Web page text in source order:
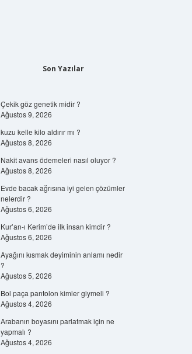
Son Yazılar
Çekik göz genetik midir ?
Ağustos 9, 2026
kuzu kelle kilo aldırır mı ?
Ağustos 8, 2026
Nakit avans ödemeleri nasıl oluyor ?
Ağustos 8, 2026
Evde bacak ağrısına iyi gelen çözümler
nelerdir ?
Ağustos 6, 2026
Kur’an-ı Kerim’de ilk insan kimdir ?
Ağustos 6, 2026
Ayağını kısmak deyiminin anlamı nedir
?
Ağustos 5, 2026
Bol paça pantolon kimler giymeli ?
Ağustos 4, 2026
Arabanın boyasını parlatmak için ne
yapmalı ?
Ağustos 4, 2026